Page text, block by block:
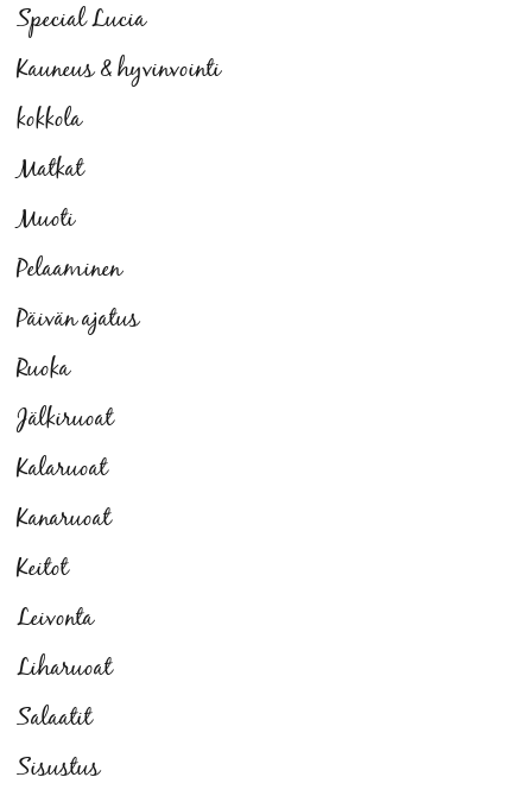
Special Lucia
Kauneus & hyvinvointi
kokkola
Matkat
Muoti
Pelaaminen
Päivän ajatus
Ruoka
Jälkiruoat
Kalaruoat
Kanaruoat
Keitot
Leivonta
Liharuoat
Salaatit
Sisustus